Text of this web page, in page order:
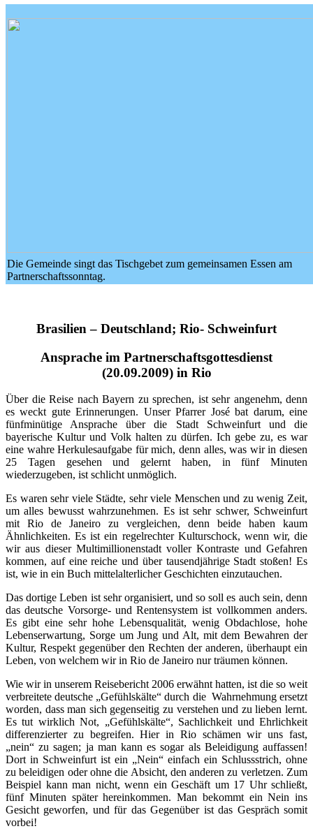
Die Gemeinde singt das Tischgebet zum gemeinsamen Essen am
Partnerschaftssonntag.
Brasilien – Deutschland; Rio- Schweinfurt
Ansprache im Partnerschaftsgottesdienst
(20.09.2009) in Rio
Über die Reise nach Bayern zu sprechen, ist sehr angenehm, denn
es weckt gute Erinnerungen. Unser Pfarrer José bat darum, eine
fünfminütige Ansprache über die Stadt Schweinfurt und die
bayerische Kultur und Volk halten zu dürfen. Ich gebe zu, es war
eine wahre Herkulesaufgabe für mich, denn alles, was wir in diesen
25 Tagen gesehen und gelernt haben, in fünf Minuten
wiederzugeben, ist schlicht unmöglich.
Es waren sehr viele Städte, sehr viele Menschen und zu wenig Zeit,
um alles bewusst wahrzunehmen. Es ist sehr schwer, Schweinfurt
mit Rio de Janeiro zu vergleichen, denn beide haben kaum
Ähnlichkeiten. Es ist ein regelrechter Kulturschock, wenn wir, die
wir aus dieser Multimillionenstadt voller Kontraste und Gefahren
kommen, auf eine reiche und über tausendjährige Stadt stoßen! Es
ist, wie in ein Buch mittelalterlicher Geschichten einzutauchen.
Das dortige Leben ist sehr organisiert, und so soll es auch sein, denn
das deutsche Vorsorge- und Rentensystem ist vollkommen anders.
Es gibt eine sehr hohe Lebensqualität, wenig Obdachlose, hohe
Lebenserwartung, Sorge um Jung und Alt, mit dem Bewahren der
Kultur, Respekt gegenüber den Rechten der anderen, überhaupt ein
Leben, von welchem wir in Rio de Janeiro nur träumen können.
Wie wir in unserem Reisebericht 2006 erwähnt hatten, ist die so weit
verbreitete deutsche „Gefühlskälte“ durch die Wahrnehmung ersetzt
worden, dass man sich gegenseitig zu verstehen und zu lieben lernt.
Es tut wirklich Not, „Gefühlskälte“, Sachlichkeit und Ehrlichkeit
differenzierter zu begreifen. Hier in Rio schämen wir uns fast,
„nein“ zu sagen; ja man kann es sogar als Beleidigung auffassen!
Dort in Schweinfurt ist ein „Nein“ einfach ein Schlussstrich, ohne
zu beleidigen oder ohne die Absicht, den anderen zu verletzen. Zum
Beispiel kann man nicht, wenn ein Geschäft um 17 Uhr schließt,
fünf Minuten später hereinkommen. Man bekommt ein Nein ins
Gesicht geworfen, und für das Gegenüber ist das Gespräch somit
vorbei!